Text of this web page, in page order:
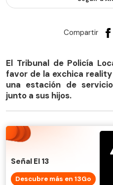
Compartir
El Tribunal de Policía
favor de la exchica
una estación de
junto a sus hijos.
Señal El 13
Descubre más en 13Go